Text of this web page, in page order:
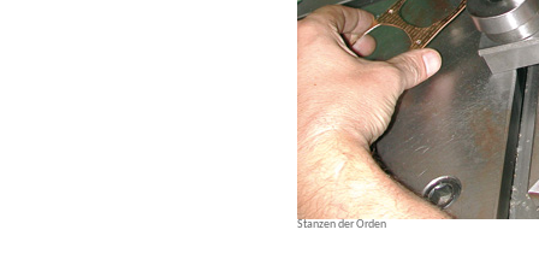
Stanzen der Orden